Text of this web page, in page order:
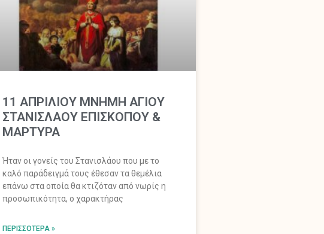
11 ΑΠΡΙΛΙΟΥ ΜΝΗΜΗ ΑΓΙΟΥ
ΣΤΑΝΙΣΛΑΟΥ ΕΠΙΣΚΟΠΟΥ &
ΜΑΡΤΥΡΑ
Ήταν οι γονείς του Στανισλάου που με το
καλό παράδειγμά τους έθεσαν τα θεμέλια
επάνω στα οποία θα κτιζόταν από νωρίς η
προσωπικότητα, ο χαρακτήρας
ΠΕΡΙΣΣΌΤΕΡΑ »